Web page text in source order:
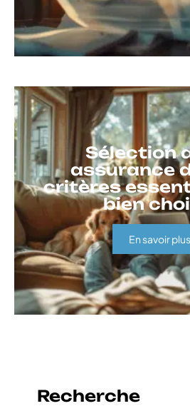
Sélection
assurance
critères
bien
En savoir plus
Recherche